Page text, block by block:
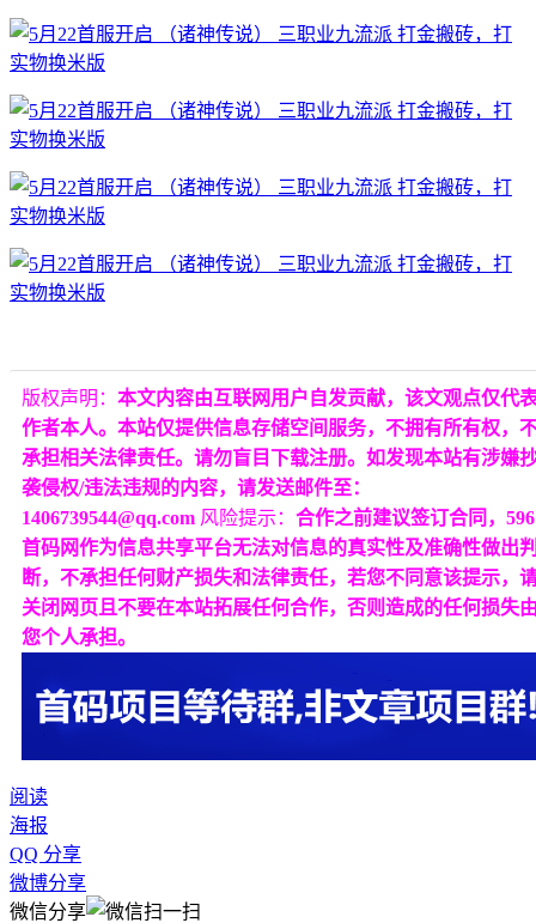
版权声明： 本文内容由互联网用户自发贡献，该文观点仅代
作者本人。本站仅提供信息存储空间服务，不拥有所有权，
承担相关法律责任。请勿盲目下载注册。如发现本站有涉嫌
袭侵权/违法违规的内容，请发送邮件至：
1406739544@qq.com 风险提示： 合作之前建议签订合同，596
首码网作为信息共享平台无法对信息的真实性及准确性做出
断，不承担任何财产损失和法律责任，若您不同意该提示，
关闭网页且不要在本站拓展任何合作，否则造成的任何损失
您个人承担。
阅读
海报
QQ 分享
微博分享
微信分享